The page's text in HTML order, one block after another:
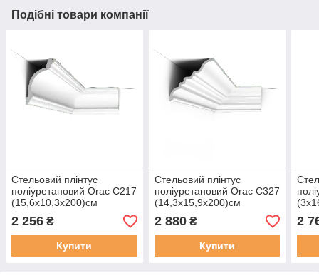
Подібні товари компанії
Стельовий плінтус
поліуретановий Orac C217
(15,6х10,3х200)см
2 256 ₴
Купити
Стельовий плінтус
поліуретановий Orac C327
(14,3х15,9х200)см
2 880₴
Купити
2